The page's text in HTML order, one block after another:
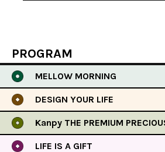
PROGRAM
MELLOW MORNING
DESIGN YOUR LIFE
Kanpy THE PREMIUM
LIFE IS A GIFT